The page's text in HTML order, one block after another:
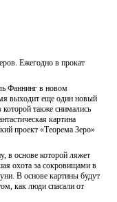
Ежегодно в прокат
Фаннинг в новом
выходит еще один новый
также снимались
картина
проект «Теорема Зеро»
в основе которой ляжет
охота за сокровищами в
В основе картины будут
как люди спасали от